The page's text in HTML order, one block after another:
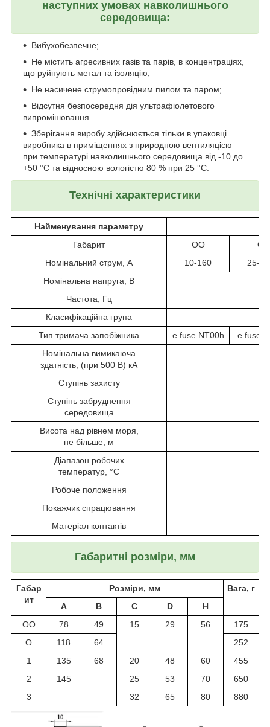
наступних умовах навколишнього
середовища:
Вибухобезпечне;
Не містить агресивних газів та парів, в концентраціях,
що руйнують метал та ізоляцію;
Не насичене струмопровідним пилом та паром;
Відсутня безпосередня дія ультрафіолетового
випромінювання.
Зберігання виробу здійснюється тільки в упаковці
виробника в приміщеннях з природною вентиляцією
при температурі навколишнього середовища від -10 до
+50 °С та відносною вологістю 80 % при 25 °С.
Технічні характеристики
Найменування параметру
Габарит
ОО
О
Номінальний струм, А
10-160
25-
Номінальна напруга, В
Частота, Гц
Класифікаційна група
Тип тримача запобіжника
e.fuse.NT00h
Номінальна вимикаюча
здатність, (при 500 В) кА
Ступінь захисту
Ступінь забруднення
середовища
Висота над рівнем моря,
не більше, м
Діапазон робочих
температур, °C
Робоче положення
Покажчик спрацювання
Матеріал контактів
Габаритні розміри, мм
Габар
ит
Розміри, мм
Вага, г
A
В С D
Н
ОО
78 49 15 29 56
175
О
118 64
252
1
135 68 20 48 60
455
2
145 25 53 70
650
3
32 65 80 880